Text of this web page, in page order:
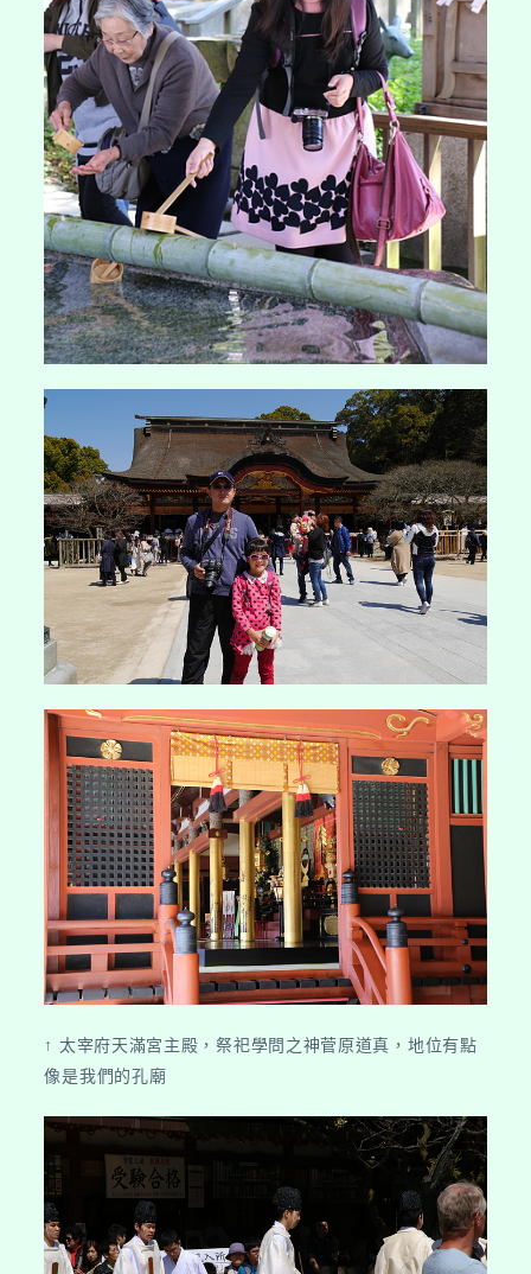
↑ 太宰府天滿宮主殿，祭祀學問之神菅原道真，地位有點
像是我們的孔廟